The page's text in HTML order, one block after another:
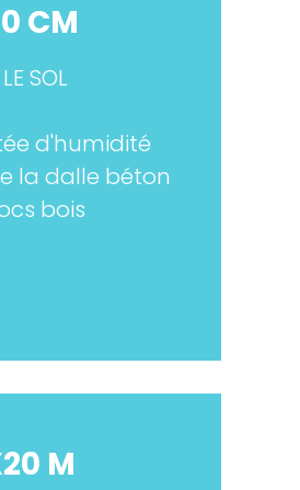
CM
SOL
d'humidité
la dalle béton
bois
M